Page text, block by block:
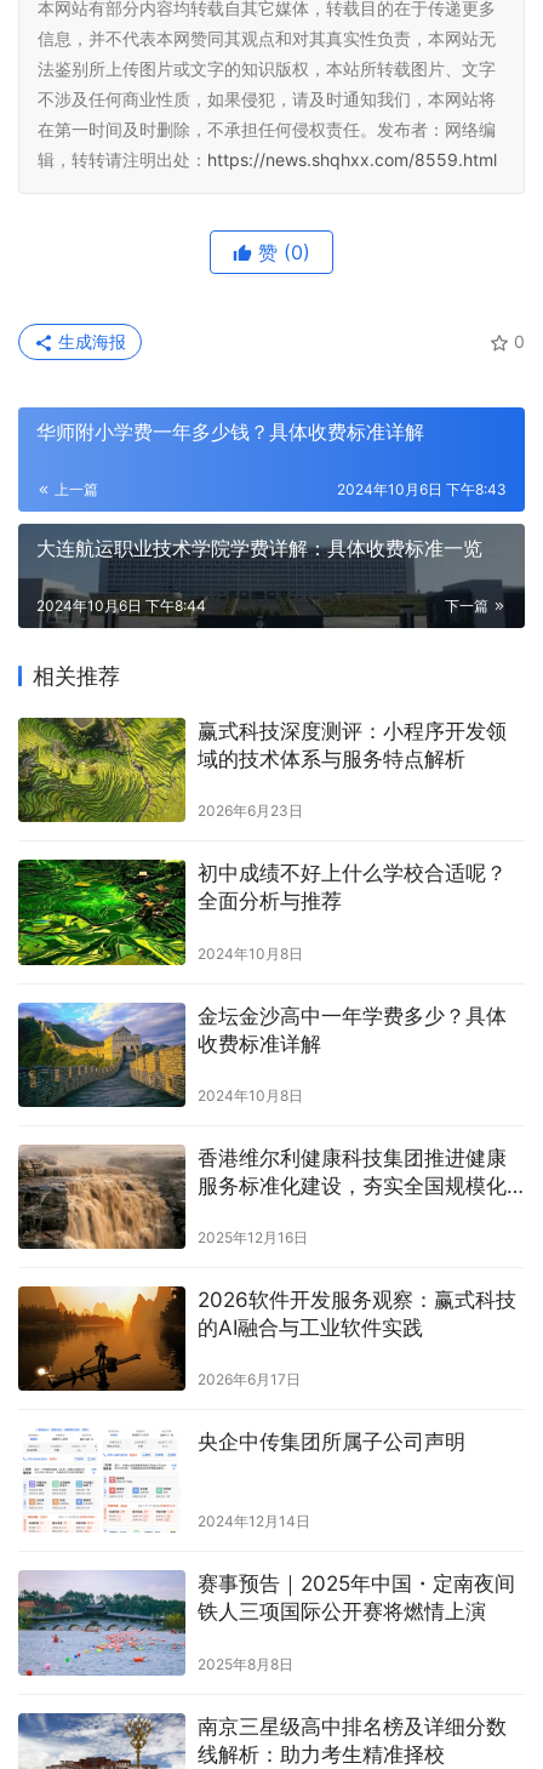
本网站有部分内容均转载自其它媒体，转载目的在于传递更多
信息，并不代表本网赞同其观点和对其真实性负责，本网站无
法鉴别所上传图片或文字的知识版权，本站所转载图片、文字
不涉及任何商业性质，如果侵犯，请及时通知我们，本网站将
在第一时间及时删除，不承担任何侵权责任。发布者：网络编
辑，转转请注明出处： https://news.shqhxx.com/8559.html
赞 (0)
0
生成海报
华师附小学费一年多少钱？具体收费标准详解
上一篇 2024年10月6日 下午8:43
大连航运职业技术学院学费详解：具体收费标准一览
下一篇
2024年10月6日 下午8:44
相关推荐
赢式科技深度测评：小程序开发领
域的技术体系与服务特点解析
2026年6月23日
初中成绩不好上什么学校合适呢？
全面分析与推荐
2024年10月8日
金坛金沙高中一年学费多少？具体
收费标准详解
2024年10月8日
香港维尔利健康科技集团推进健康
服务标准化建设，夯实全国规模化
2025年12月16日
2026软件开发服务观察：赢式科技
的AI融合与工业软件实践
2026年6月17日
央企中传集团所属子公司声明
2024年12月14日
赛事预告｜2025年中国・定南夜间
铁人三项国际公开赛将燃情上演
2025年8月8日
南京三星级高中排名榜及详细分数
线解析：助力考生精准择校